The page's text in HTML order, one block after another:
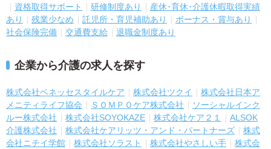
資格取得サポート
研修制度あり
産休･育休･介護休暇取得実績
あり
残業少なめ 託児所・育児補助あり
ボーナス・賞与あり
社会保険完備
交通費支給 退職金制度あり
企業から介護の求人を探す
株式会社ベネッセスタイルケア 株式会社ツクイ
株式会社日本ア
メニティライフ協会
ＳＯＭＰＯケア株式会社
ソーシャルインク
ルー株式会社
株式会社SOYOKAZE 株式会社ケア２１
ALSOK
介護株式会社
株式会社ケアリッツ・アンド・パートナーズ
株式
会社ニチイ学館
株式会社ソラスト 株式会社やさしい手
株式会